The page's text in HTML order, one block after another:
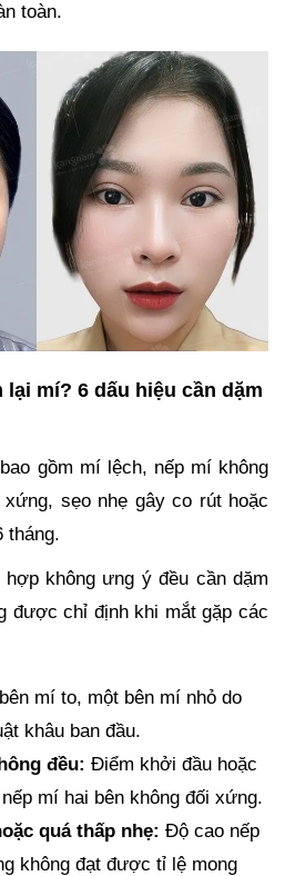
toàn.
lại mí? 6 dấu hiệu cần dặm
gồm mí lệch, nếp mí không
sẹo nhẹ gây co rút hoặc
tháng.
không ưng ý đều cần dặm
được chỉ định khi mắt gặp các
mí to, một bên mí nhỏ do
khâu ban đầu.
đều: Điểm khởi đầu hoặc
mí hai bên không đối xứng.
quá thấp nhẹ: Độ cao nếp
không đạt được tỉ lệ mong